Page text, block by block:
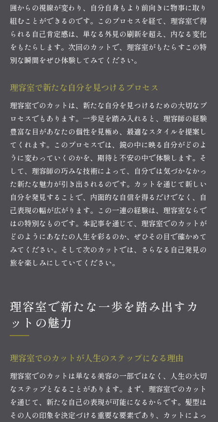
囲からの視線が変わり、自分自身もより前向きに物事に取り
組むことができるのです。このプロセスを経て、理容室で得
られる自己肯定感は、単なる外見の刷新を超え、内なる変化
をもたらします。次回のカットで、理容室がもたらすこの特
別な瞬間をぜひ体験してみてください。
理容室で新たな自分を見つけるプロセス
理容室でのカットは、新たな自分を見つけるための大切なプ
ロセスでもあります。一歩足を踏み入れると、理容師の経験
豊富な目があなたの個性を見極め、最適なスタイルを提案し
てくれます。このプロセスでは、鏡の中に映る自分がどのよ
うに変わっていくのかを、期待と不安の中で体験します。そ
して、理容師の巧みな技術によって、自分では気づかなかっ
た新たな魅力が引き出されるのです。カットを通じて新しい
自分を発見することで、内面的な自信を得るだけでなく、自
己表現の幅が広がります。この一連の経験は、理容室ならで
はの特別なものです。本記事を通じて、理容室でのカットが
どのようにあなたの人生を彩るのか、ぜひその目で確かめて
みてください。そして次のカットでは、さらなる自己発見の
旅を楽しみにしていてください。
理容室で新たな一歩を踏み出すカ
ットの魅力
理容室でのカットが人生のステップになる理由
理容室でのカットは単なる美容の一部ではなく、人生の大切
なステップとなることがあります。まず、理容室でのカット
を通じて、新たな自己の表現が可能になるからです。髪型は
その人の印象を決定づける重要な要素であり、カットによっ